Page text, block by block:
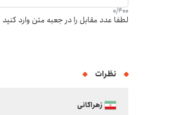
0/400
لطفا عدد مقابل را در جعبه متن وارد کنید
نظرات
زهراگانی